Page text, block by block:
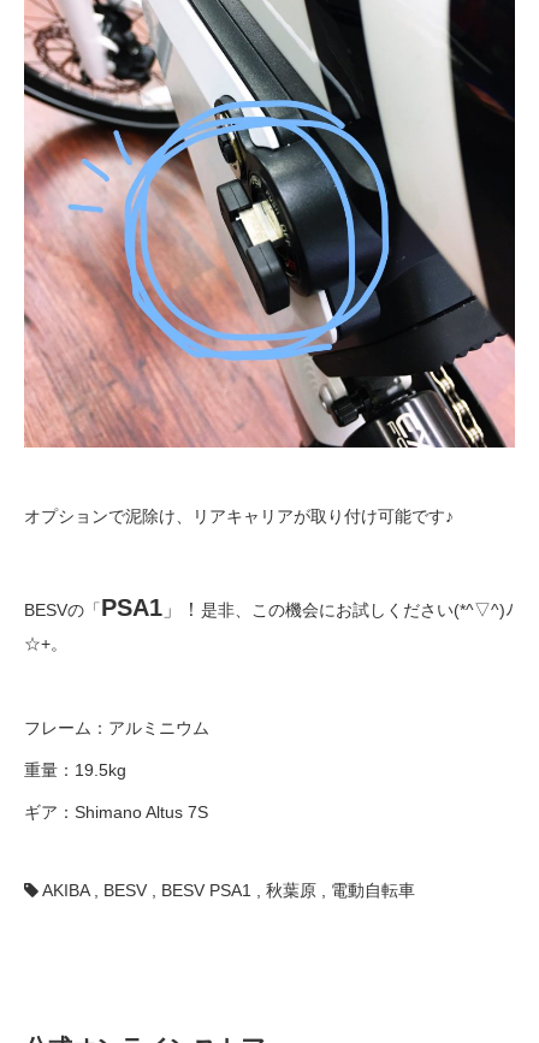
オプションで泥除け、リアキャリアが取り付け可能です♪
BESVの「PSA1 」！ 是非、この機会にお試しください(*^▽^)ﾉ
☆+。
フレーム：アルミニウム
重量：19.5kg
ギア：Shimano Altus 7S
AKIBA, BESV BESV PSA1 秋葉原 電動自転車